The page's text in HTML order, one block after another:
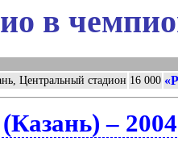
в
Центральный стадион 16 000
– 2004